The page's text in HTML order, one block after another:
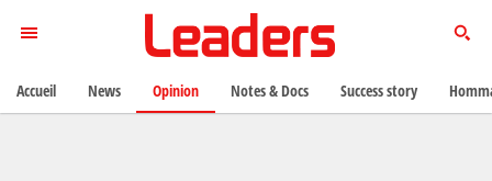
Accueil News Opinion Notes & Docs Success story